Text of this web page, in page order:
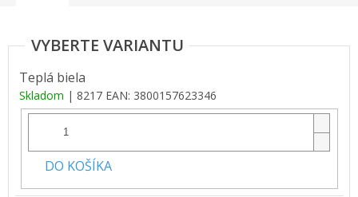
Teplá biela
Skladom | 8217 EAN: 3800157623346
DO KOŠÍKA